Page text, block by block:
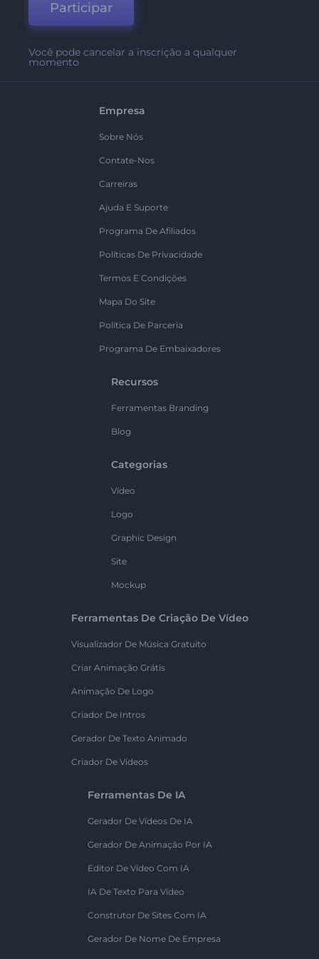
Participar
Você pode cancelar a inscrição a qualquer
momento
Empresa
Sobre Nós
Contate-Nos
Carreiras
Ajuda E Suporte
Programa De Afiliados
Políticas De Privacidade
Termos E Condições
Mapa Do Site
Política De Parceria
Programa De Embaixadores
Recursos
Ferramentas Branding
Blog
Categorias
Vídeo
Logo
Graphic Design
Site
Mockup
Ferramentas De Criação De Vídeo
Visualizador De Música Gratuito
Criar Animação Grátis
Animação De Logo
Criador De Intros
Gerador De Texto Animado
Criador De Vídeos
Ferramentas De IA
Gerador De Vídeos De IA
Gerador De Animação Por IA
Editor De Vídeo Com IA
IA De Texto Para Vídeo
Construtor De Sites Com IA
Gerador De Nome De Empresa